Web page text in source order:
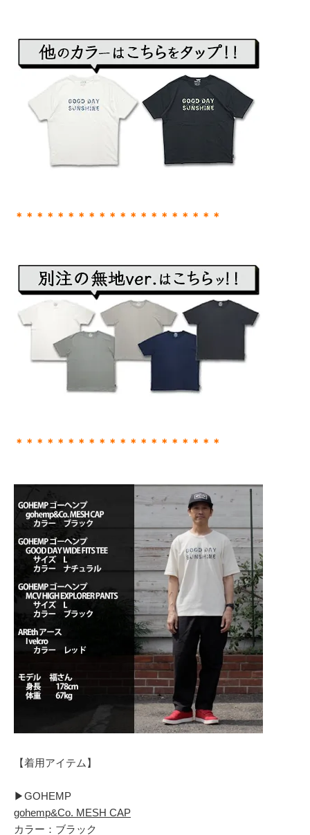
＊＊＊＊＊＊＊＊＊＊＊＊＊＊＊＊＊＊＊＊
＊＊＊＊＊＊＊＊＊＊＊＊＊＊＊＊＊＊＊＊
【着用アイテム】
▶︎GOHEMP
gohemp&Co. MESH CAP
カラー：ブラック